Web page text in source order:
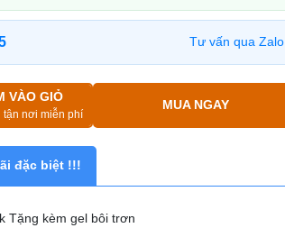
Tư vấn qua Zalo
VÀO GIỎ
tận nơi miễn phí
MUA NGAY
đặc biệt !!!
Tặng kèm gel bôi trơn